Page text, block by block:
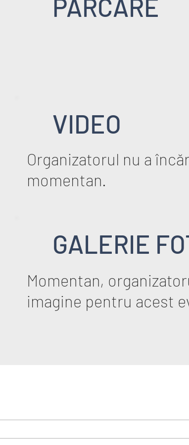
PARCARE
VIDEO
Organizatorul nu a
momentan.
GALERIE
Momentan,
imagine pentru acest